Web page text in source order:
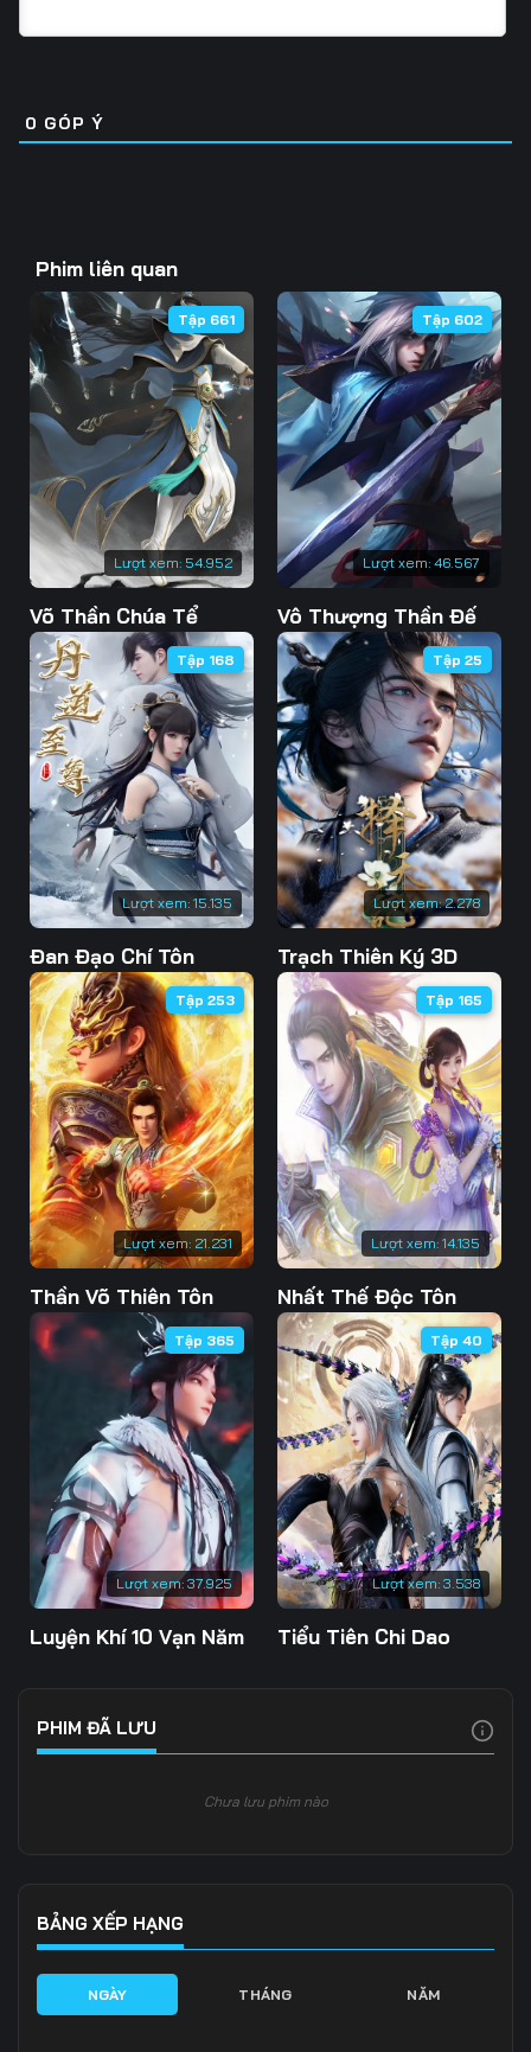
0 GÓP Ý
Phim liên quan
Lượt xem: 54.952
Tập 661
Võ Thần Chúa Tể
Lượt xem: 46.567
Tập 602
Vô Thượng Thần Đế
Lượt xem: 15.135
Tập 168
Đan Đạo Chí Tôn
Lượt xem:2.278
Tập 25
Trạch Thiên Ký 3D
Lượt xem: 21.231
Tập 253
Thần Võ Thiên Tôn
Lượt xem: 14.135
Tập 165
Nhất Thế Độc Tôn
Lượt xem: 37.925
Tập 365
Luyện Khí 10 Vạn Năm
Lượt xem: 3.538
Tập 40
Tiểu Tiên Chi Dao
PHIM ĐÃ LƯU
Chưa lưu phim nào
BẢNG XẾP HẠNG
NGÀY THÁNG NĂM